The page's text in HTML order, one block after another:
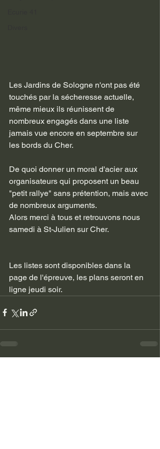
Les Jardins de Sologne n'ont pas été
touchés par la sécheresse actuelle,
même mieux ils réunissent de
nombreux engagés dans une liste
jamais vue encore en septembre sur
les bords du Cher.
De quoi donner un moral d'acier aux
organisateurs qui proposent un beau
"petit rallye" sans prétention, mais avec
de nombreux arguments.
Alors merci à tous et retrouvons nous
samedi à St-Julien sur Cher.
Les listes sont disponibles dans la
page de l'épreuve, les plans seront en
ligne jeudi soir.